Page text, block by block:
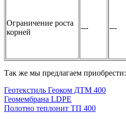
Ограничение роста
корней
--- ---
Так же мы предлагаем приобрести:
Геотекстиль Геоком ДТМ 400
Геомембрана LDPE
Полотно теплонит ТП 400